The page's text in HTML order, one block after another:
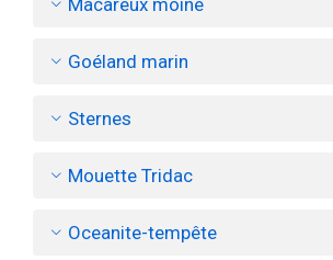
Macareux moine
Goéland marin
Sternes
Mouette Tridac
Oceanite-tempête